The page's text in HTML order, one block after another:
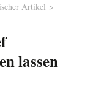
Artikel
lassen